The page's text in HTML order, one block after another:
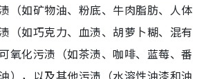
（如矿物油、粉底、牛肉脂肪、人体
（如巧克力、血渍、胡萝卜糊、混有
氧化污渍（如茶渍、咖啡、蓝莓、番